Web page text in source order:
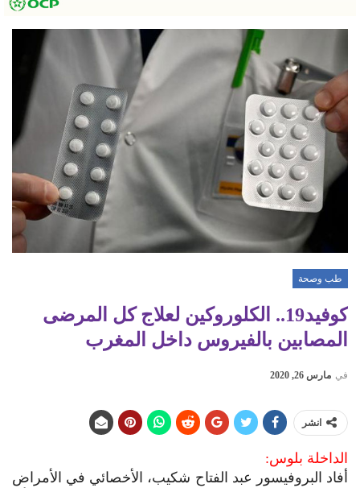
طب وصحة
كوفيد19.. الكلوروكين لعلاج كل المرضى
المصابين بالفيروس داخل المغرب
في مارس 26, 2020
انشر
الداخلة بلوس:
أفاد البروفيسور عبد الفتاح شكيب، الأخصائي في الأمراض